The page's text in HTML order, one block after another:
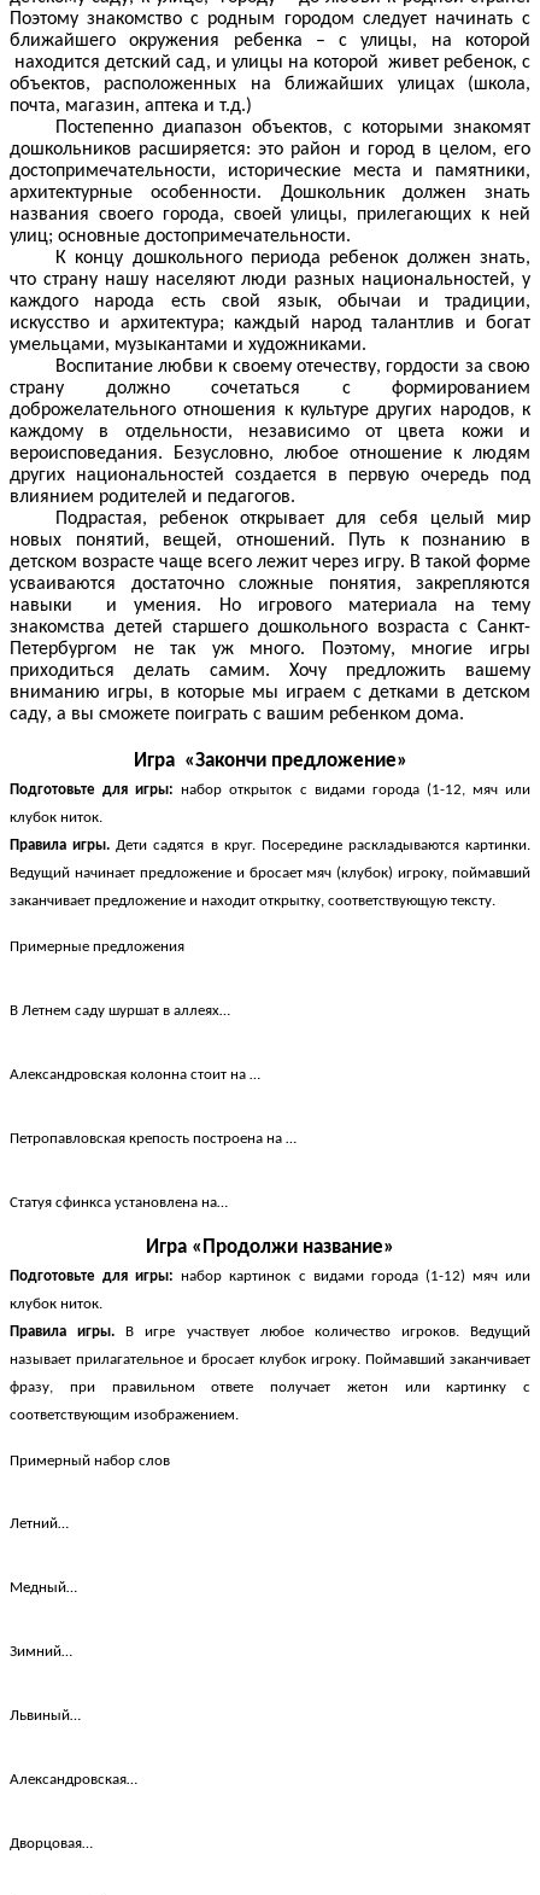
Поэтому знакомство с родным городом следует начинать с
ближайшего окружения ребенка – с улицы, на которой
находится детский сад, и улицы на которой живет ребенок, с
объектов, расположенных на ближайших улицах (школа,
почта, магазин, аптека и т.д.)
Постепенно диапазон объектов, с которыми знакомят
дошкольников расширяется: это район и город в целом, его
достопримечательности, исторические места и памятники,
архитектурные особенности. Дошкольник должен знать
названия своего города, своей улицы, прилегающих к ней
улиц; основные достопримечательности.
К концу дошкольного периода ребенок должен знать,
что страну нашу населяют люди разных национальностей, у
каждого народа есть свой язык, обычаи и традиции,
искусство и архитектура; каждый народ талантлив и богат
умельцами, музыкантами и художниками.
Воспитание любви к своему отечеству, гордости за свою
страну должно сочетаться с формированием
доброжелательного отношения к культуре других народов, к
каждому в отдельности, независимо от цвета кожи и
вероисповедания. Безусловно, любое отношение к людям
других национальностей создается в первую очередь под
влиянием родителей и педагогов.
Подрастая, ребенок открывает для себя целый мир
новых понятий, вещей, отношений. Путь к познанию в
детском возрасте чаще всего лежит через игру. В такой форме
усваиваются достаточно сложные понятия, закрепляются
навыки и умения. Но игрового материала на тему
знакомства детей старшего дошкольного возраста с Санкт-
Петербургом не так уж много. Поэтому, многие игры
приходиться делать самим. Хочу предложить вашему
вниманию игры, в которые мы играем с детками в детском
саду, а вы сможете поиграть с вашим ребенком дома.
Игра «Закончи предложение»
Подготовьте для игры: набор открыток с видами города (1-12, мяч или
клубок ниток.
Правила игры.Дети садятся в круг. Посередине раскладываются картинки.
Ведущий начинает предложение и бросает мяч (клубок) игроку, поймавший
заканчивает предложение и находит открытку, соответствующую тексту.
Примерные предложения
В Летнем саду шуршат в аллеях…
Александровская колонна стоит на …
Петропавловская крепость построена на …
Статуя сфинкса установлена на…
Игра «Продолжи название»
Подготовьте для игры: набор картинок с видами города (1-12) мяч или
клубок ниток.
Правила игры. В игре участвует любое количество игроков. Ведущий
называет прилагательное и бросает клубок игроку. Поймавший заканчивает
фразу, при правильном ответе получает жетон или картинку с
соответствующим изображением.
Примерный набор слов
Летний…
Медный…
Зимний…
Львиный…
Александровская…
Дворцовая…